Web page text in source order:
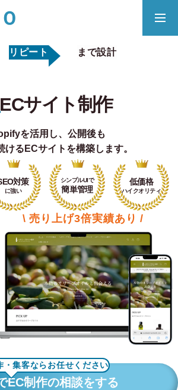
無料相談
対応エリア
らいをつくる。
リピート まで設計
ECサイト制作
を活用し、 公開後も
けるECサイトを構築します。
対策
に強い
シンプルUIで
簡単管理
低価格
ハイクオリティ
\ 売り上げ3倍実績あり /
・集客ならお任せください
EC制作の相談をする